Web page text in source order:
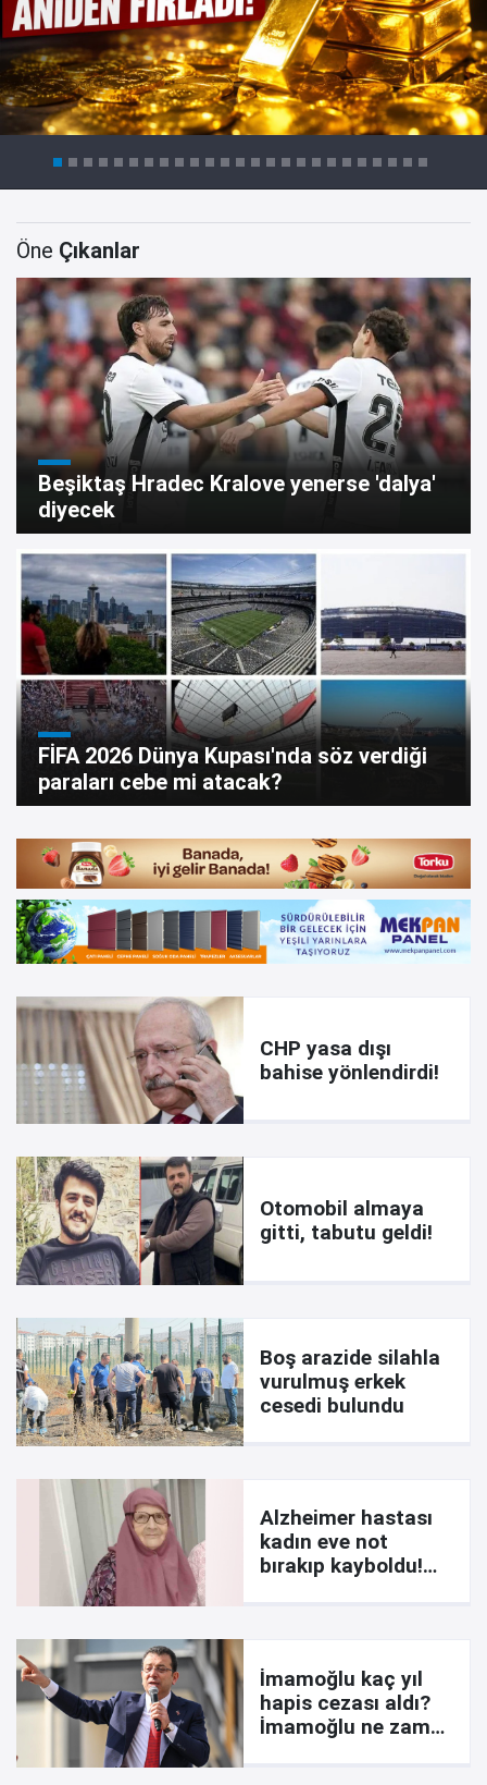
Öne Çıkanlar
Beşiktaş Hradec Kralove yenerse 'dalya'
diyecek
FİFA 2026 Dünya Kupası'nda söz verdiği
paraları cebe mi atacak?
CHP yasa dışı
bahise yönlendirdi!
Otomobil almaya
gitti, tabutu geldi!
Boş arazide silahla
vurulmuş erkek
cesedi bulundu
Alzheimer hastası
kadın eve not
bırakıp kayboldu!
İmamoğlu kaç yıl
hapis cezası aldı?
İmamoğlu ne zaman